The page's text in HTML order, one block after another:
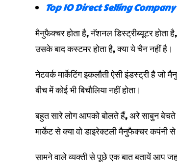
Top 10 Direct Selling
मैनुफैक्चर होता है, नॅशनल डिस्ट्रीब्यूटर होता
उसके बाद कस्टमर होता है, क्या ये चैन नहीं है।
नेटवर्क मार्केटिंग इकलौती ऐसी इंडस्ट्री है
बीच में कोई भी बिचौलिया नहीं होता।
बहुत सारे लोग आपको बोलते हैं, अरे साबुन
मार्केट से क्या वो डाइरेक्टली मैनुफैक्चर
सामने वाले व्यक्ती से पूछे एक बात बतायें आप